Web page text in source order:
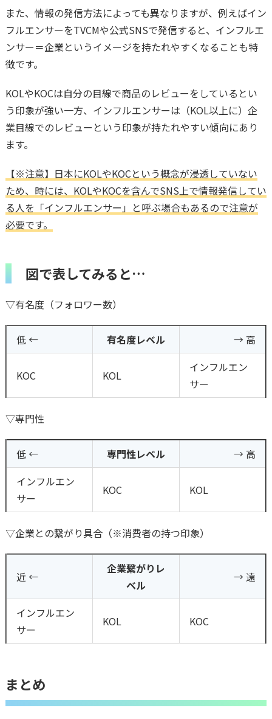
また、情報の発信方法によっても異なりますが、例えばイン
フルエンサーをTVCMや公式SNSで発信すると、インフルエ
ンサー＝企業というイメージを持たれやすくなることも特
徴です。
KOLやKOCは自分の目線で商品のレビューをしているとい
う印象が強い一方、インフルエンサーは（KOL以上に）企
業目線でのレビューという印象が持たれやすい傾向にあり
ます。
【※注意】日本にKOLやKOCという概念が浸透していない
ため、時には、KOLやKOCを含んでSNS上で情報発信してい
る人を「インフルエンサー」と呼ぶ場合もあるので注意が
必要です。
図で表してみると…
▽有名度（フォロワー数）
低 ← 有名度レベル → 高
KOC KOL
インフルエン
サー
▽専門性
低 ← 専門性レベル
→ 高
インフルエン
サー
KOC KOL
▽企業との繋がり具合（※消費者の持つ印象）
近 ←
企業繋がりレ
ベル
→ 遠
インフルエン
サー
KOL KOC
まとめ